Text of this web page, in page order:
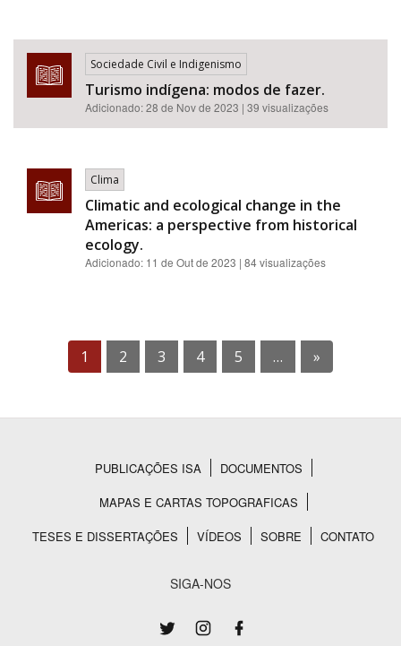
Sociedade Civil e Indigenismo
Turismo indígena: modos de fazer.
Adicionado:28 de Nov de 2023 | 39 visualizações
Clima
Climatic and ecological change in the
Americas: a perspective from historical
ecology.
Adicionado: 11 de Out de 2023 | 84 visualizações
1 2 3 4 5 … »
Rodapé
PUBLICAÇÕES ISA
DOCUMENTOS
MAPAS E CARTAS TOPOGRAFICAS
TESES E DISSERTAÇÕES
VÍDEOS SOBRE CONTATO
SIGA-NOS